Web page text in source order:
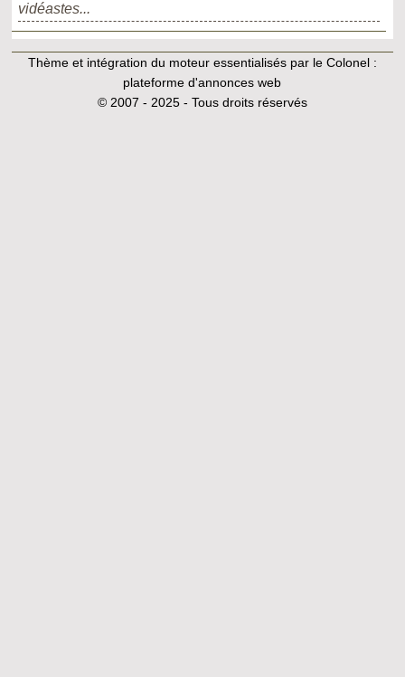
vidéastes...
Thème et intégration du moteur essentialisés par le Colonel :
plateforme d'annonces web
© 2007 - 2025 - Tous droits réservés